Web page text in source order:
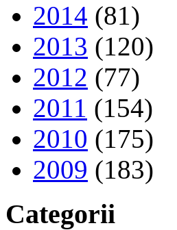
2014 (81)
2013 (120)
2012 (77)
2011 (154)
2010 (175)
2009 (183)
Categorii